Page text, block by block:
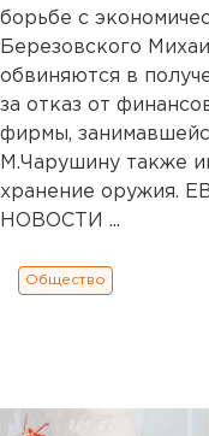
борьбе с
Березовского
обвиняются в
за отказ от
фирмы,
М.Чарушину также
хранение оружия.
НОВОСТИ ...
Общество